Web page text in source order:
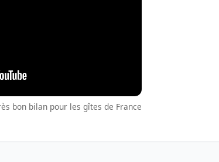
bon bilan pour les gîtes de France